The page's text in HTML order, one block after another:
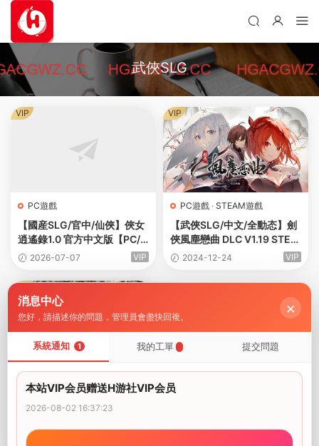
武俠SLG
PC遊戲
【國産SLG/官中/仙俠】俠女
逍遙錄1.0 官方中文版【PC/
3.3G】
2026-07-07 VIP
VIP
PC遊戲 · STEAM遊戲
【武俠SLG/中文/全動态】劍
俠風塵戀曲 DLC V1.19 STEA
M官方中文步兵版【電腦/3.3
2024-12-24 VIP
VIP
雙修武林V20241210 官方中
文步兵版[更新]【電腦/2G】
2024-12-15 VIP
VIP
消息中心
您好，請描述你的問題，管理員會盡快回複。 ×
系統通知 1 我的工單 提交問題
本站VIP会员赠送H游社VIP会员
2026-08-02 16:37:23